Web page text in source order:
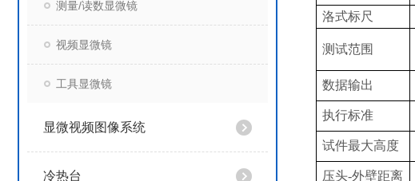
测量/读数显微镜
视频显微镜
工具显微镜
显微视频图像系统
冷热台
洛式标尺
测试范围
数据输出
执行标准
试件最大高度
压头-外壁距离